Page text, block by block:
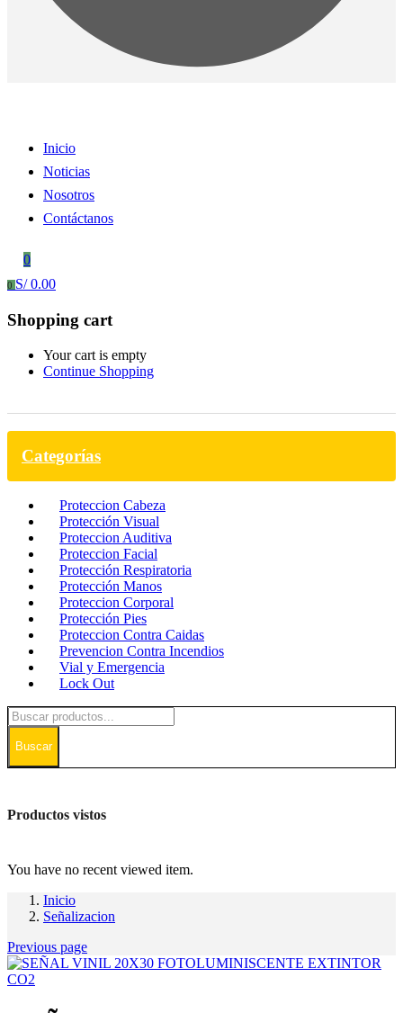
Inicio
Noticias
Nosotros
Contáctanos
0
0 S/0.00
Shopping cart
Your cart is empty
Continue Shopping
Categorías
Proteccion Cabeza
Protección Visual
Proteccion Auditiva
Proteccion Facial
Protección Respiratoria
Protección Manos
Proteccion Corporal
Protección Pies
Proteccion Contra Caidas
Prevencion Contra Incendios
Vial y Emergencia
Lock Out
Buscar
Productos vistos
You have no recent viewed item.
Inicio
Señalizacion
Previous page